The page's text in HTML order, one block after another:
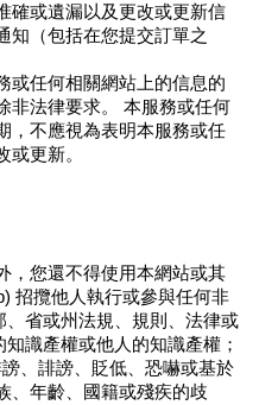
確或遺漏以及更改或更新信
知（包括在您提交訂單之
或任何相關網站上的信息的
非法律要求。 本服務或任何
，不應視為表明本服務或任
或更新。
，您還不得使用本網站或其
招攬他​​人執行或參與任何非
省或州法規、規則、法律或
識產權或他人的知識產權；
、誹謗、貶低、恐嚇或基於
、年齡、國籍或殘疾的歧